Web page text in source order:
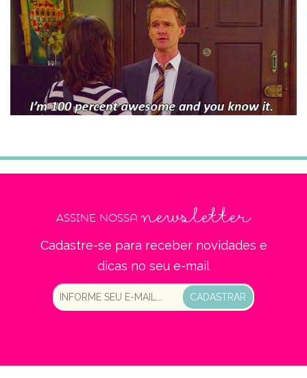
Assine nossanewsletter
Cadastre-se para receber novidades e
dicas no seu e-mail
CADASTRAR